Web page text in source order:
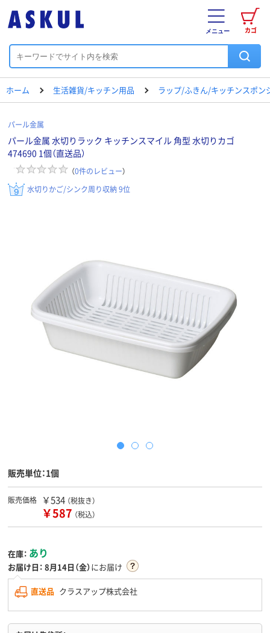
カゴ
メニュー
ホーム 生活雑貨/キッチン用品 ラップ/ふきん/キッチンスポン
パール金属
パール金属 水切りラック キッチンスマイル 角型 水切りカゴ
474690 1個（直送品）
（0件のレビュー）
水切りかご/シンク周り収納 9位
販売単位：1個
販売価格 ￥534 （税抜き）
￥587 （税込）
在庫： あり
お届け日： 8月14日（金）にお届け
直送品 クラスアップ株式会社